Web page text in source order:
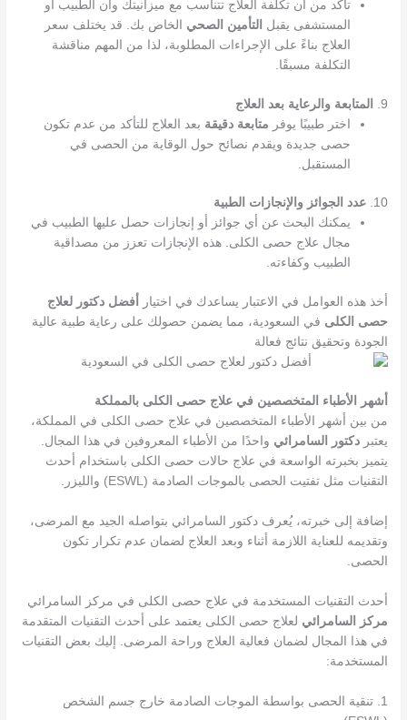
تأكد من أن تكلفة العلاج تتناسب مع ميزانيتك وأن الطبيب أو
المستشفى يقبل التأمين الصحي الخاص بك. قد يختلف سعر
العلاج بناءً على الإجراءات المطلوبة، لذا من المهم مناقشة
التكلفة مسبقًا.
9.
المتابعة والرعاية بعد العلاج
اختر طبيبًا يوفر متابعة دقيقة بعد العلاج للتأكد من عدم تكون
حصى جديدة ويقدم نصائح حول الوقاية من الحصى في
المستقبل.
10.
عدد الجوائز والإنجازات الطبية
يمكنك البحث عن أي جوائز أو إنجازات حصل عليها الطبيب في
مجال علاج حصى الكلى. هذه الإنجازات تعزز من مصداقية
الطبيب وكفاءته.
أخذ هذه العوامل في الاعتبار يساعدك في اختيار
أفضل دكتور لعلاج
حصى الكلى في السعودية، مما يضمن حصولك على رعاية طبية عالية
الجودة وتحقيق نتائج فعالة
أشهر الأطباء المتخصصين في علاج حصى الكلى بالمملكة
من بين أشهر الأطباء المتخصصين في علاج حصى الكلى في المملكة،
يعتبردكتور السامرائي واحدًا من الأطباء المعروفين في هذا المجال.
يتميز بخبرته الواسعة في علاج حالات حصى الكلى باستخدام أحدث
التقنيات مثل تفتيت الحصى بالموجات الصادمة (ESWL) والليزر.
إضافة إلى خبرته، يُعرف دكتور السامرائي بتواصله الجيد مع المرضى،
وتقديمه للعناية اللازمة أثناء وبعد العلاج لضمان عدم تكرار تكون
الحصى.
أحدث التقنيات المستخدمة في علاج حصى الكلى في مركز السامرائي
مركز السامرائي لعلاج حصى الكلى يعتمد على أحدث التقنيات المتقدمة
في هذا المجال لضمان فعالية العلاج وراحة المرضى. إليك بعض التقنيات
المستخدمة:
1. تنقية الحصى بواسطة الموجات الصادمة خارج جسم الشخص